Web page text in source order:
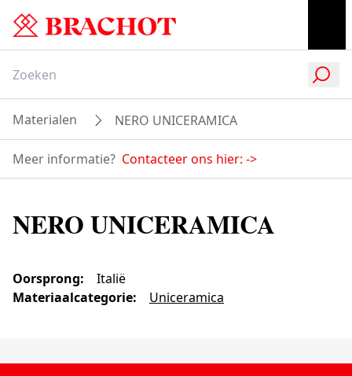
Materialen NERO UNICERAMICA
Meer informatie? Contacteer ons hier: ->
NERO UNICERAMICA
Oorsprong:
Italië
Materiaalcategorie: Uniceramica